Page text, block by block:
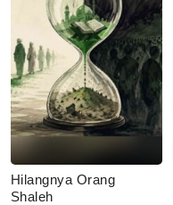
Hilangnya Orang
Shaleh